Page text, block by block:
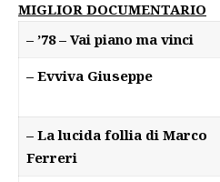
MIGLIOR DOCUMENTARIO
– ’78 – Vai piano ma vinci
– Evviva Giuseppe
– La lucida follia di Marco
Ferreri